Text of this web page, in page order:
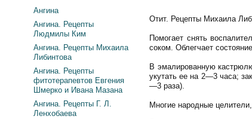
Отит. Рецепты Михаила
Помогает снять
соком. Облегчает
В эмалированную
укутать ее на 2—3 часа;
—3 раза).
Многие народные
Ангина
Ангина. Рецепты
Людмилы Ким
Ангина. Рецепты Михаила
Либинтова
Ангина. Рецепты
фитотерапевтов Евгения
Шмерко и Ивана Мазана
Ангина. Рецепты Г. Л.
Ленхобаева